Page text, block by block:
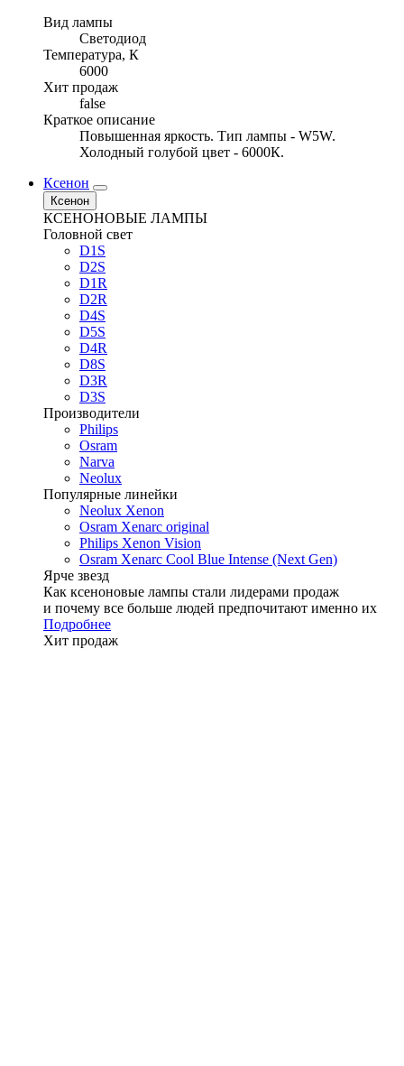
Вид лампы
Светодиод
Температура, К
6000
Хит продаж
false
Краткое описание
Повышенная яркость. Тип лампы - W5W.
Холодный голубой цвет - 6000К.
Ксенон
Ксенон
КСЕНОНОВЫЕ ЛАМПЫ
Головной свет
D1S
D2S
D1R
D2R
D4S
D5S
D4R
D8S
D3R
D3S
Производители
Philips
Osram
Narva
Neolux
Популярные линейки
Neolux Xenon
Osram Xenarc original
Philips Xenon Vision
Osram Xenarc Cool Blue Intense (Next Gen)
Ярче звезд
Как ксеноновые лампы стали лидерами продаж
и почему все больше людей предпочитают именно их
Подробнее
Хит продаж